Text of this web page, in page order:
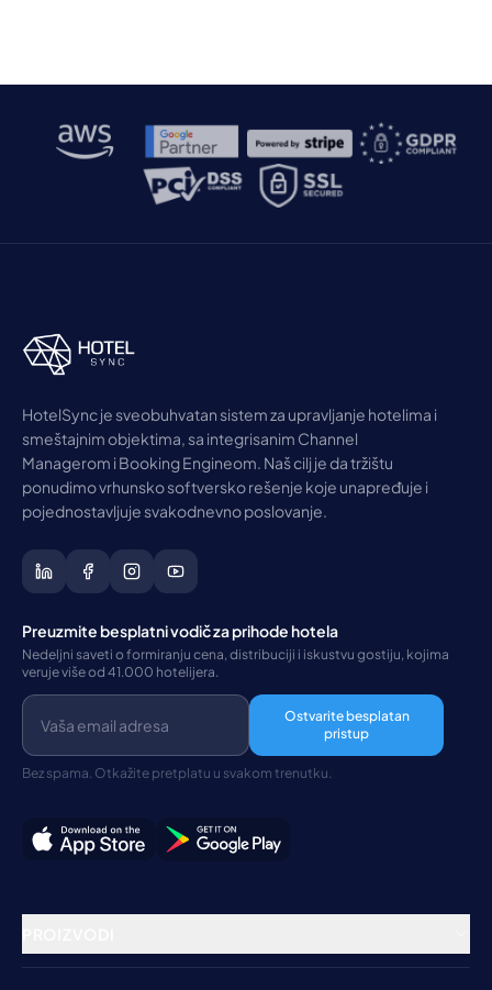
HotelSync je sveobuhvatan sistem za upravljanje hotelima i
smeštajnim objektima, sa integrisanim Channel
Managerom i Booking Engineom. Naš cilj je da tržištu
ponudimo vrhunsko softversko rešenje koje unapređuje i
pojednostavljuje svakodnevno poslovanje.
Preuzmite besplatni vodič za prihode hotela
Nedeljni saveti o formiranju cena, distribuciji i iskustvu gostiju, kojima
veruje više od 41.000 hotelijera.
Ostvarite besplatan
pristup
Bez spama. Otkažite pretplatu u svakom trenutku.
Rezervacioni sistem